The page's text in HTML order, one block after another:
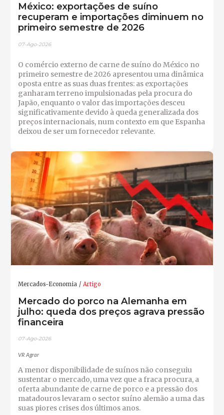
México: exportações de suíno
recuperam e importações diminuem no
primeiro semestre de 2026
07-Ago-2026
O comércio externo de carne de suíno do México no
primeiro semestre de 2026 apresentou uma dinâmica
oposta entre as suas duas frentes: as exportações
ganharam terreno impulsionadas pela procura do
Japão, enquanto o valor das importações desceu
significativamente devido à queda generalizada dos
preços internacionais, num contexto em que Espanha
deixou de ser um fornecedor relevante.
Mercados-Economia Artigo
Mercado do porco na Alemanha em
julho: queda dos preços agrava pressão
financeira
07-Ago-2026
VR Agrar
A menor disponibilidade de suínos não conseguiu
sustentar o mercado, uma vez que a fraca procura, a
oferta abundante de carne de porco e a pressão dos
matadouros levaram o sector suíno alemão a uma das
suas piores crises dos últimos anos.